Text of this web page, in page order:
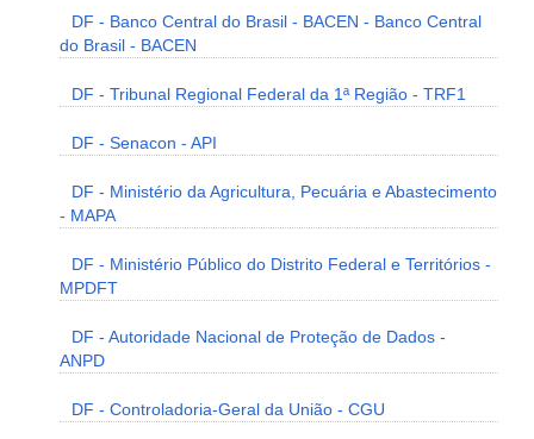
DF - Banco Central do Brasil - BACEN - Banco Central
do Brasil - BACEN
DF - Tribunal Regional Federal da 1ª Região - TRF1
DF - Senacon - API
DF - Ministério da Agricultura, Pecuária e Abastecimento
- MAPA
DF - Ministério Público do Distrito Federal e Territórios -
MPDFT
DF - Autoridade Nacional de Proteção de Dados -
ANPD
DF - Controladoria-Geral da União - CGU